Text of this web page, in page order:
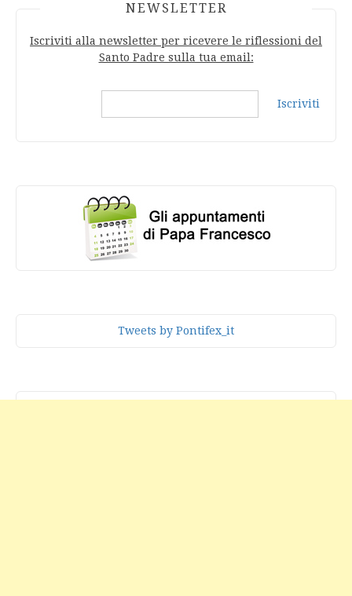
NEWSLETTER
Iscriviti alla newsletter per ricevere le riflessioni del
Santo Padre sulla tua email:
Iscriviti
Tweets by Pontifex_it